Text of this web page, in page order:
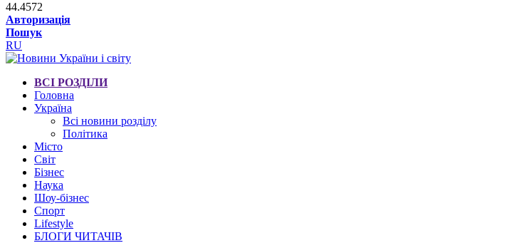
44.4572
Авторизація
Пошук
RU
ВСІ РОЗДІЛИ
Головна
Україна
Всі новини розділу
Політика
Місто
Світ
Бізнес
Наука
Шоу-бізнес
Спорт
Lifestyle
БЛОГИ ЧИТАЧІВ